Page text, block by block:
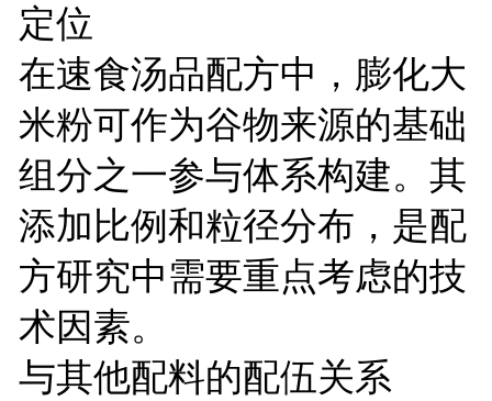
定位
在速食汤品配方中，膨化大
米粉可作为谷物来源的基础
组分之一参与体系构建。其
添加比例和粒径分布，是配
方研究中需要重点考虑的技
术因素。
与其他配料的配伍关系